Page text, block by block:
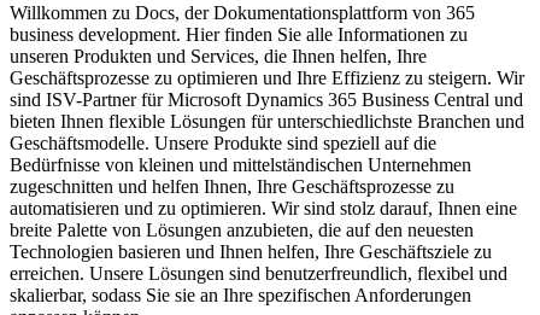
Willkommen zu Docs, der Dokumentationsplattform von 365
business development. Hier finden Sie alle Informationen zu
unseren Produkten und Services, die Ihnen helfen, Ihre
Geschäftsprozesse zu optimieren und Ihre Effizienz zu steigern. Wir
sind ISV-Partner für Microsoft Dynamics 365 Business Central und
bieten Ihnen flexible Lösungen für unterschiedlichste Branchen und
Geschäftsmodelle. Unsere Produkte sind speziell auf die
Bedürfnisse von kleinen und mittelständischen Unternehmen
zugeschnitten und helfen Ihnen, Ihre Geschäftsprozesse zu
automatisieren und zu optimieren. Wir sind stolz darauf, Ihnen eine
breite Palette von Lösungen anzubieten, die auf den neuesten
Technologien basieren und Ihnen helfen, Ihre Geschäftsziele zu
erreichen. Unsere Lösungen sind benutzerfreundlich, flexibel und
skalierbar, sodass Sie sie an Ihre spezifischen Anforderungen